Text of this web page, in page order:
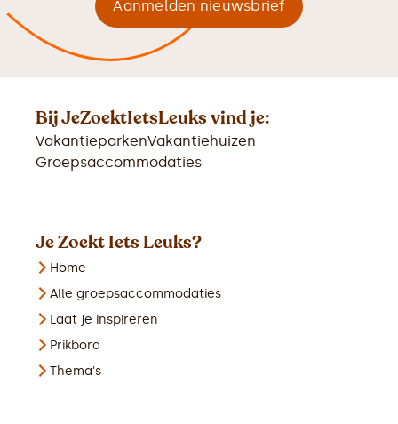
Bij JeZoektIetsLeuks vind je:
VakantieparkenVakantiehuizen
Groepsaccommodaties
Je Zoekt Iets Leuks?
Home
Alle groepsaccommodaties
Laat je inspireren
Prikbord
Thema's